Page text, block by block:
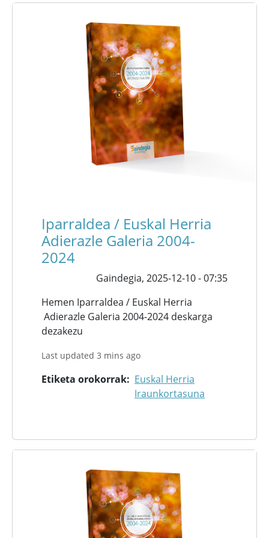
Iparraldea / Euskal Herria
Adierazle Galeria 2004-
2024
Gaindegia, 2025-12-10 - 07:35
Hemen Iparraldea / Euskal Herria
Adierazle Galeria 2004-2024 deskarga
dezakezu
Last updated 3 mins ago
Etiketa orokorrak
Euskal Herria
Iraunkortasuna